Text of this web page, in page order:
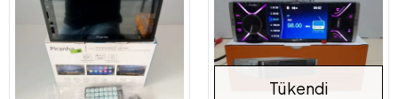
Tükendi